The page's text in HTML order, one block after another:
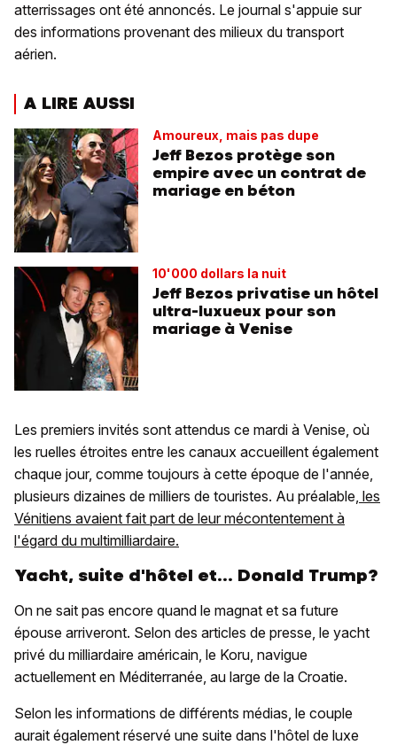
atterrissages ont été annoncés. Le journal s'appuie sur
des informations provenant des milieux du transport
aérien.
A LIRE AUSSI
Amoureux, mais pas dupe
Jeff Bezos protège son
empire avec un contrat de
mariage en béton
10'000 dollars la nuit
Jeff Bezos privatise un hôtel
ultra-luxueux pour son
mariage à Venise
Les premiers invités sont attendus ce mardi à Venise, où
les ruelles étroites entre les canaux accueillent également
chaque jour, comme toujours à cette époque de l'année,
plusieurs dizaines de milliers de touristes. Au préalable, les
Vénitiens avaient fait part de leur mécontentement à
l'égard du multimilliardaire.
Yacht, suite d'hôtel et... Donald Trump?
On ne sait pas encore quand le magnat et sa future
épouse arriveront. Selon des articles de presse, le yacht
privé du milliardaire américain, le Koru, navigue
actuellement en Méditerranée, au large de la Croatie.
Selon les informations de différents médias, le couple
aurait également réservé une suite dans l'hôtel de luxe